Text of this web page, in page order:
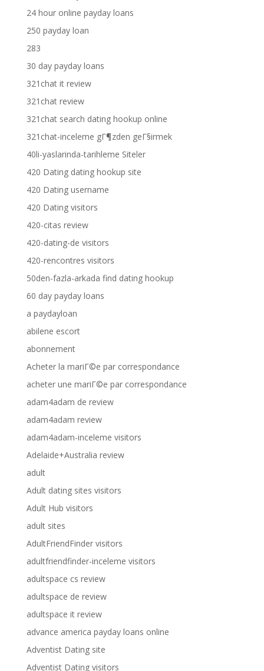
24 hour online payday loans
250 payday loan
283
30 day payday loans
321chat it review
321chat review
321chat search dating hookup online
321chat-inceleme gГ¶zden geГ§irmek
40li-yaslarinda-tarihleme Siteler
420 Dating dating hookup site
420 Dating username
420 Dating visitors
420-citas review
420-dating-de visitors
420-rencontres visitors
50den-fazla-arkada find dating hookup
60 day payday loans
a paydayloan
abilene escort
abonnement
Acheter la mariГ©e par correspondance
acheter une mariГ©e par correspondance
adam4adam de review
adam4adam review
adam4adam-inceleme visitors
Adelaide+Australia review
adult
Adult dating sites visitors
Adult Hub visitors
adult sites
AdultFriendFinder visitors
adultfriendfinder-inceleme visitors
adultspace cs review
adultspace de review
adultspace it review
advance america payday loans online
Adventist Dating site
Adventist Dating visitors